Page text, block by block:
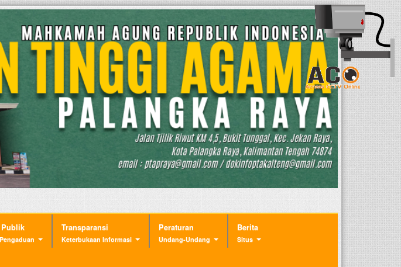
Publik Transparansi
Keterbukaan Informasi
Peraturan
Undang-Undang
Berita
Situs